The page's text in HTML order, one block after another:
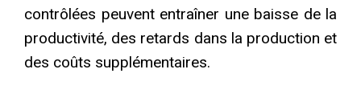
contrôlées peuvent entraîner une baisse de la
productivité, des retards dans la production et
des coûts supplémentaires.